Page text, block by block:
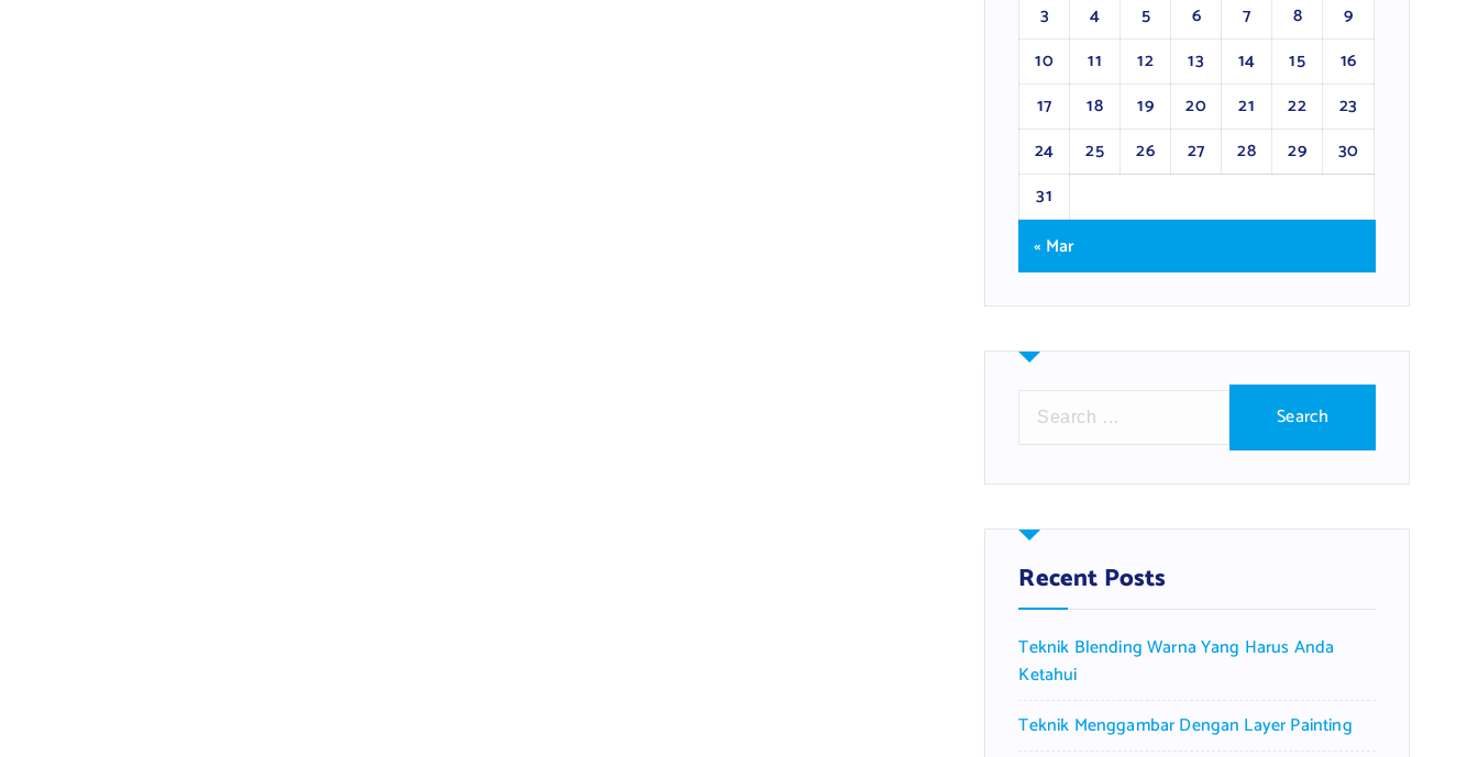
3
4 5 6 7 8
9
10
11 12 13 14 15
16
17
18 19 20 21 22
23
24
25 26 27 28 29
30
31
« Mar
r
h
f
o
:
Recent Posts
Teknik Blending Warna Yang Harus Anda
Ketahui
Teknik Menggambar Dengan Layer Painting